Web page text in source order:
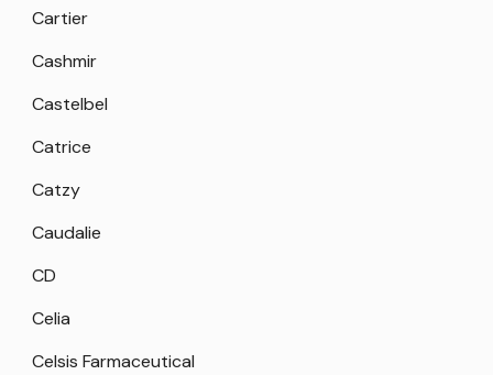
Cartier
Cashmir
Castelbel
Catrice
Catzy
Caudalie
CD
Celia
Celsis Farmaceutical